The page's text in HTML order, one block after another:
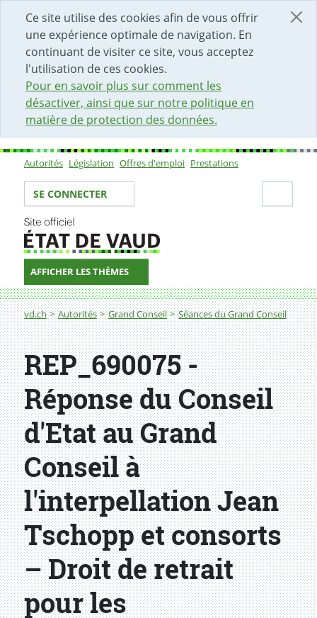
Ce site utilise des cookies afin de vous offrir
une expérience optimale de navigation. En
continuant de visiter ce site, vous acceptez
l'utilisation de ces cookies.
Pour en savoir plus sur comment les
désactiver, ainsi que sur notre politique en
matière de protection des données.
DÉBUT DU CONTENU DE LA PAGE
ACCÈS AU CHAMP DE RECHERCHE
PAGE D'ACCUEIL
FORMULAIRE DE CONTACT
Sous-navigation
Autorités Législation Offres d'emploi Prestations
Votre identité
SE CONNECTER
AFFICHER LES THÈMES
Fil d'Ariane
vd.ch Autorités Grand Conseil Séances du Grand Conseil
REP_690075 -
Réponse du Conseil
d'Etat au Grand
Conseil à
l'interpellation Jean
Tschopp et consorts
– Droit de retrait
pour les